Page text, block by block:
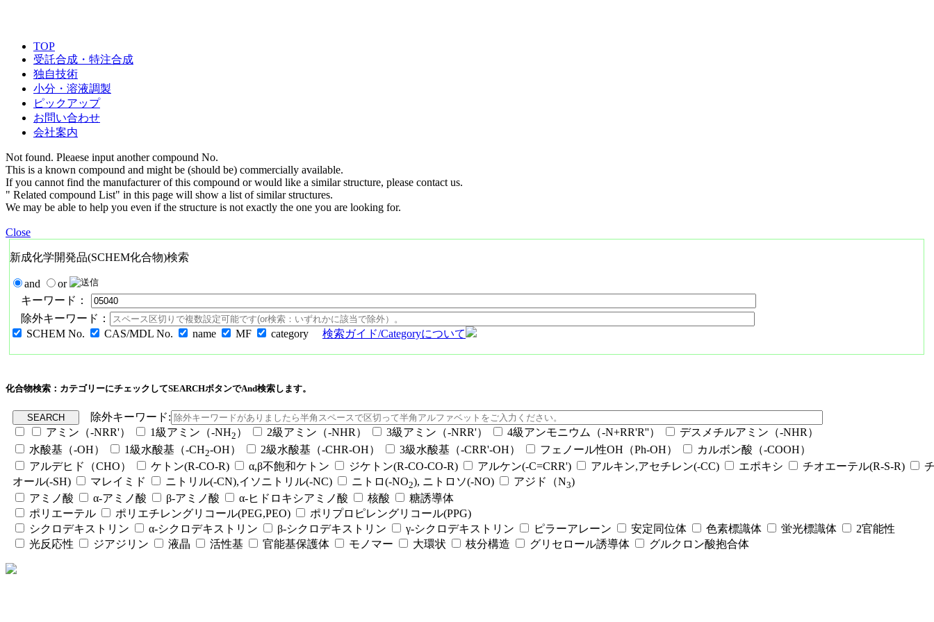
TOP
受託合成・特注合成
独自技術
小分・溶液調製
ピックアップ
お問い合わせ
会社案内
Not found. Pleaese input another compound No.
This is a known compound and might be (should be) commercially available.
If you cannot find the manufacturer of this compound or would like a similar structure, please contact us.
" Related compound List" in this page will show a list of similar structures.
We may be able to help you even if the structure is not exactly the one you are looking for.
Close
新成化学開発品(SCHEM化合物)検索
and
or
キーワード：
除外キーワード：
SCHEM No.
CAS/MDL No. name MF category 検索ガイド/Categoryについて
化合物検索：カテゴリーにチェックしてSEARCHボタンでAnd検索します。
除外キーワード:
アミン（-NRR'）
1級アミン（-NH2 ） 2級アミン（-NHR） 3級アミン（-NRR'） 4級アンモニウム（-N+RR'R''）
デスメチルアミン（-NHR）
水酸基（-OH）
1級水酸基（-CH2-OH） 2級水酸基（-CHR-OH） 3級水酸基（-CRR'-OH） フェノール性OH（Ph-OH）
カルボン酸（-COOH）
アルデヒド（CHO）
ケトン(R-CO-R) α,β不飽和ケトン ジケトン(R-CO-CO-R) アルケン(-C=CRR') アルキン,アセチレン(-CC) エポキシ チオエーテル(R-S-R)
オール(-SH)
マレイミド ニトリル(-CN),イソニトリル(-NC) ニトロ(-NO2), ニトロソ(-NO) アジド（N3)
アミノ酸
α-アミノ酸 β-アミノ酸 α-ヒドロキシアミノ酸 核酸
糖誘導体
ポリエーテル
ポリエチレングリコール(PEG,PEO)
ポリプロピレングリコール(PPG)
シクロデキストリン
α-シクロデキストリン β-シクロデキストリン γ-シクロデキストリン ピラーアレーン 安定同位体 色素標識体 蛍光標識体
2官能性
光反応性
ジアジリン 液晶 活性基 官能基保護体 モノマー 大環状 枝分構造 グリセロール誘導体 グルクロン酸抱合体